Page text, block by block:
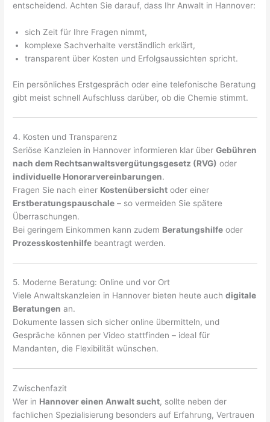
entscheidend. Achten Sie darauf, dass Ihr Anwalt in Hannover:
sich Zeit für Ihre Fragen nimmt,
komplexe Sachverhalte verständlich erklärt,
transparent über Kosten und Erfolgsaussichten spricht.
Ein persönliches Erstgespräch oder eine telefonische Beratung
gibt meist schnell Aufschluss darüber, ob die Chemie stimmt.
4. Kosten und Transparenz
Seriöse Kanzleien in Hannover informieren klar überGebühren
nach dem Rechtsanwaltsvergütungsgesetz (RVG) oder
individuelle Honorarvereinbarungen.
Fragen Sie nach einer Kostenübersicht oder einer
Erstberatungspauschale – so vermeiden Sie spätere
Überraschungen.
Bei geringem Einkommen kann zudem Beratungshilfe oder
Prozesskostenhilfe beantragt werden.
5. Moderne Beratung: Online und vor Ort
Viele Anwaltskanzleien in Hannover bieten heute auchdigitale
Beratungen an.
Dokumente lassen sich sicher online übermitteln, und
Gespräche können per Video stattfinden – ideal für
Mandanten, die Flexibilität wünschen.
Zwischenfazit
Wer in Hannover einen Anwalt sucht, sollte neben der
fachlichen Spezialisierung besonders auf Erfahrung, Vertrauen